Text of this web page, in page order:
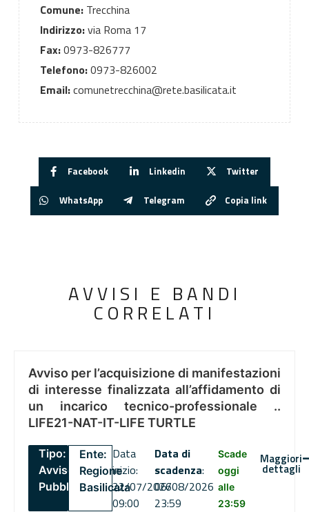
Comune:Trecchina
Indirizzo:via Roma 17
Fax:0973-826777
Telefono:0973-826002
Email:comunetrecchina@rete.basilicata.it
Facebook Linkedin Twitter
WhatsApp Telegram Copia link
AVVISI E BANDI
CORRELATI
Avviso per l’acquisizione di manifestazioni
di interesse finalizzata all’affidamento di
un incarico tecnico-professionale ..
LIFE21-NAT-IT-LIFE TURTLE
Tipo:
Avviso
Pubblico
Ente:
Regione
Basilicata
Data
inizio:
22/07/2026
09:00
Data di
scadenza:
06/08/2026
23:59
Scade
oggi
alle
23:59
Maggiori
dettagli